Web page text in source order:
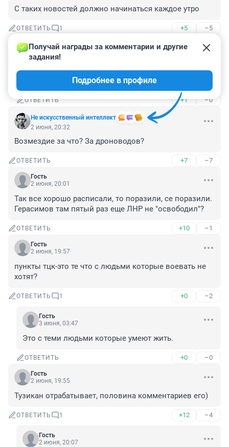
С таких новостей должно начинаться каждое утро
ОТВЕТИТЬ 1 +5 –5
Гость
3 июня, 10:50
Гость, Получишь и ТЫ такую новость в свой дом,на
ОТВЕТИТЬ +1 –0
Не искусственный интеллект
Получай награды за комментарии и другие
задания!
Подробнее в профиле
2 июня, 20:32
Возмездие за что? За дроноводов?
ОТВЕТИТЬ +7 –7
Гость
2 июня, 20:01
Так все хорошо расписали, то поразили, се поразили.
Герасимов там пятый раз еще ЛНР не "освободил"?
ОТВЕТИТЬ +10 –1
Гость
2 июня, 19:57
пункты тцк-это те что с людьми которые воевать не
хотят?
ОТВЕТИТЬ 1 +0 –2
Гость
3 июня, 03:47
Это с теми людьми которые умеют жить.
ОТВЕТИТЬ +0 –0
Гость
2 июня, 19:55
Тузикан отрабатывает, половина комментариев его)
ОТВЕТИТЬ 1 +12 –4
Гость
2 июня, 20:07